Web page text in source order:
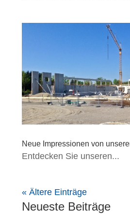
Neue Impressionen von
Entdecken Sie unseren...
« Ältere Einträge
Neueste Beiträge